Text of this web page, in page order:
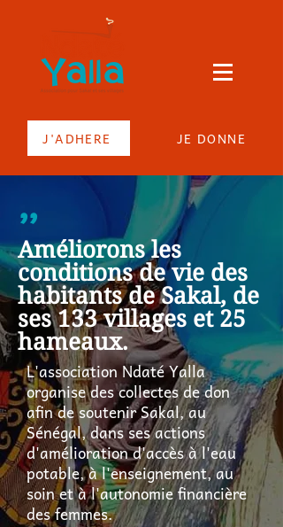
J'ADHERE JE DONNE
’’
Améliorons les
conditions de vie des
habitants de Sakal, de
ses 133 villages et 25
hameaux.
L'association Ndaté Yalla
organise des collectes de don
afin de soutenir Sakal, au
Sénégal, dans ses actions
d'amélioration d'accès à l'eau
potable, à l'enseignement, au
soin et à l'autonomie financière
des femmes.